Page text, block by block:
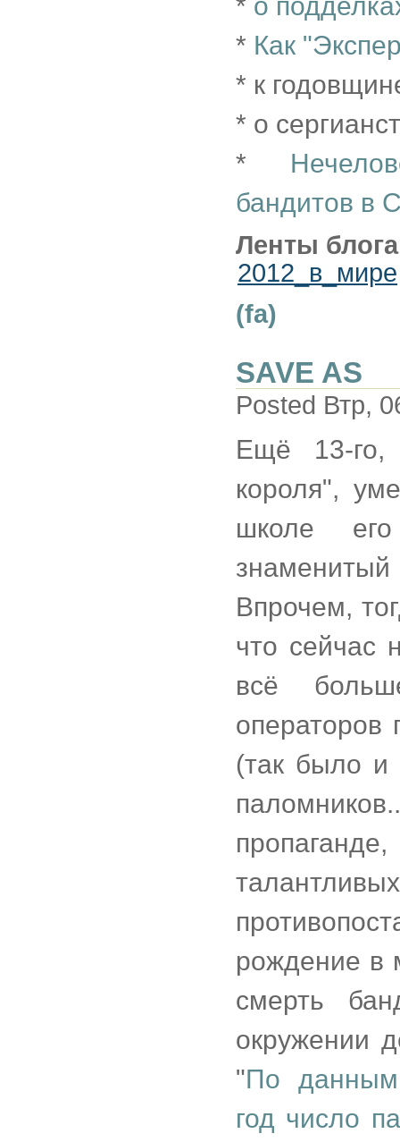
* Как
* к
* о
*
бандитов в
Ленты
2012_в_мире
(fa)
SAVE AS
Posted Втр,
Ещё 13-го,
короля",
школе
Впрочем,
что сейчас
всё
операторов
(так было и
рождение в
смерть
окружении
"По данным
год число